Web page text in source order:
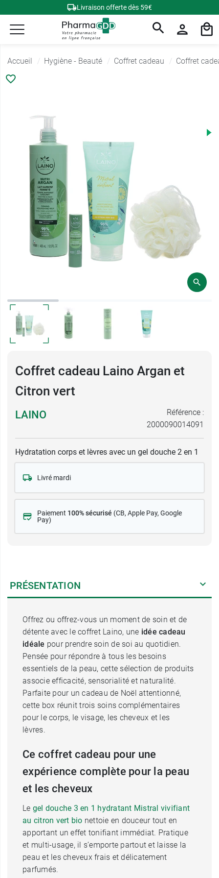
Livraison offerte dès 59€
Accueil Hygiène - Beauté Coffret cadeau Coffret
Coffret cadeau Laino Argan et
Citron vert
LAINO
Référence :
2000090014091
Hydratation corps et lèvres avec un gel douche 2 en 1
Livré mardi
Paiement 100% sécurisé (CB, Apple Pay, Google
Pay)
PRÉSENTATION
Offrez ou offrez-vous un moment de soin et de
détente avec le coffret Laino, une idée cadeau
idéale pour prendre soin de soi au quotidien.
Pensée pour répondre à tous les besoins
essentiels de la peau, cette sélection de produits
associe efficacité, sensorialité et naturalité.
Parfaite pour un cadeau de Noël attentionné,
cette box réunit trois soins complémentaires
pour le corps, le visage, les cheveux et les
lèvres.
Ce coffret cadeau pour une
expérience complète pour la peau
et les cheveux
Le gel douche 3 en 1 hydratant Mistral vivifiant
au citron vert bio nettoie en douceur tout en
apportant un effet tonifiant immédiat. Pratique
et multi-usage, il s’emporte partout et laisse la
peau et les cheveux frais et délicatement
parfumés.